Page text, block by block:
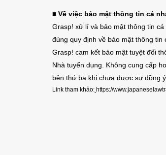
■ Về việc bảo mật thông tin cá
Grasp! xử lí và bảo mật thông tin
đúng quy định về bảo mật thông tin
Grasp! cam kết bảo mật tuyệt đối
Nhà tuyển dụng. Không cung cấp
bên thứ ba khi chưa được sự đồng
Link tham khảo: https://